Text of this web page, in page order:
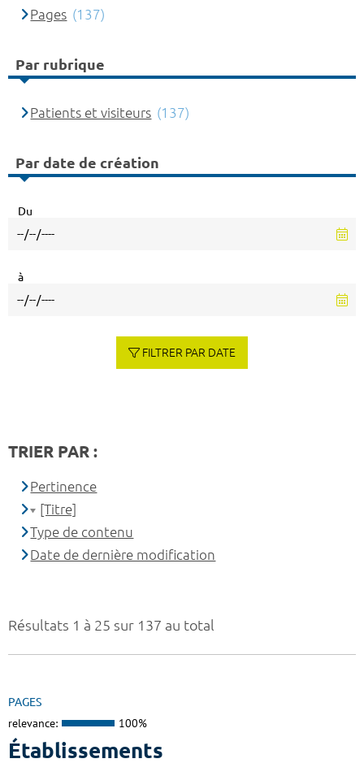
Résultats 1 à 25 sur 137 au total
PAGES
relevance: 100%
Établissements
Pages (137)
Par rubrique
Patients et visiteurs (137)
Par date de création
Du
à
FILTRER PAR DATE
TRIER PAR :
Pertinence
[Titre]
Type de contenu
Date de dernière modification